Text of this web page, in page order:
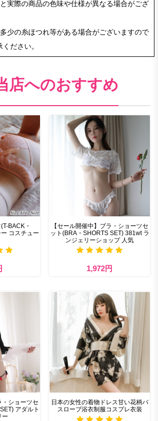
実際の商品の色味や仕様が異なる場合がござ
少の糸ほつれ等がある場合がございますので
ださい。
店へのおすすめ
BACK・
コスチュー
【セール開催中】ブラ・ショーツセ
ット(BRA・SHORTS SET) 381wt ラ
ンジェリーショップ 人気
1,972円
・ショーツセ
アダルト
ー
日本の女性の着物ドレス甘い花柄バ
スローブ浴衣制服コスプレ衣装